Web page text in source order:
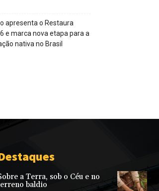
apresenta o Restaura
e marca nova etapa para a
nativa no Brasil
a Terra, sob o Céu e no
baldio